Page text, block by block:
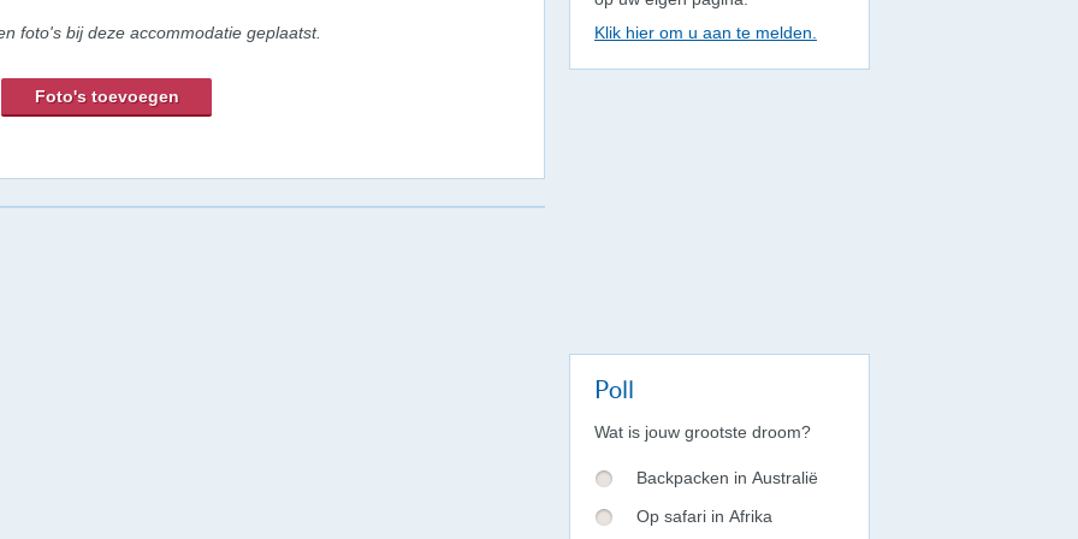
foto's bij deze accommodatie geplaatst.
Foto's toevoegen
Klik hier om u aan te melden.
Poll
Wat is jouw grootste droom?
Backpacken in Australië
Op safari in Afrika